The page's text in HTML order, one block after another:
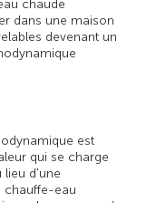
chaude
dans une maison
devenant un
est
qui se charge
lieu d'une
chauffe-eau